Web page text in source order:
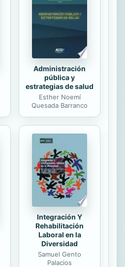
sobre esas cosas de la vida
otras de la muerte, su
compañera. Tú que
Administración
pública y
estrategias de salud
Esther Noemí
Quesada Barranco
Integración Y
Rehabilitación
Laboral en la
Diversidad
Samuel Gento
Palacios